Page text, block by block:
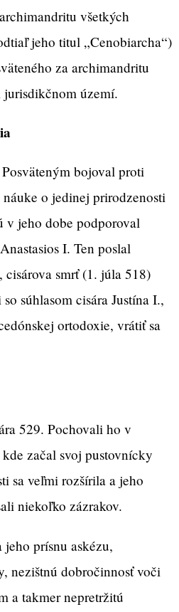
všetkých
jeho titul „Cenobiarcha“)
za archimandritu
území.
bojoval proti
o jedinej prirodzenosti
v jeho dobe podporoval
I. Ten poslal
cisárova smrť (1. júla 518)
súhlasom cisára Justína I.,
ortodoxie, vrátiť sa
529. Pochovali ho v
začal svoj pustovnícky
sa veľmi rozšírila a jeho
niekoľko zázrakov.
prísnu askézu,
nezištnú dobročinnosť voči
a takmer nepretržitú